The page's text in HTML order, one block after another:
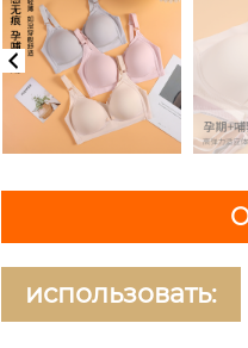
использовать: